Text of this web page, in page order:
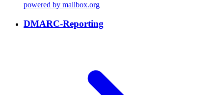
powered by mailbox.org
DMARC-Reporting